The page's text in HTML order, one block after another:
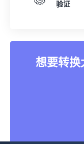
验证
想要转换